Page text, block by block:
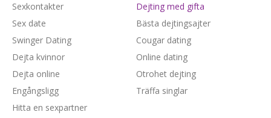
Sexkontakter
Sex date
Swinger Dating
Dejting med gifta
Bästa dejtingsajter
Cougar dating
Dejta kvinnor
Dejta online
Engångsligg
Hitta en sexpartner
Online dating
Otrohet dejting
Träffa singlar